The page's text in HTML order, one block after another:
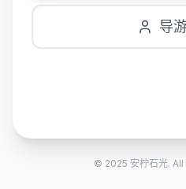
导
© 2025 安柠石光.